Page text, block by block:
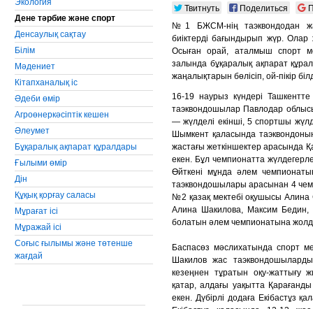
Экология
Дене тәрбие және спорт
Денсаулық сақтау
Бiлiм
Мәдениет
Кiтапханалық iс
Әдеби өмiр
Агроөнеркәсiптiк кешен
Әлеумет
Бұқаралық ақпарат құралдары
Ғылыми өмір
Дін
Құқық қорғау саласы
Мұрағат ісі
Мұражай ісі
Соғыс ғылымы және төтенше
жағдай
Твитнуть Поделиться
№1 БЖСМ-нің таэквондодан
биіктерді бағындырып жүр.
Осыған орай, аталмыш спорт
залында бұқаралық ақпарат
жаңалықтарын бөлісіп, ой-пікір
16-19 наурыз күндері
таэквондошылар Павлодар
— жүлделі екінші, 5 спортшы
Шымкент қаласында
жастағы жеткіншектер арасында
екен. Бұл чемпионатта
Өйткені мұнда әлем
таэквондошылары арасынан 4
№2 қазақ мектебі оқушысы
Алина Шакилова, Максим Бедин,
болатын әлем чемпионатына
Баспасөз мәслихатында спорт
Шакилов жас
кезеңнен тұратын оқу-
қатар, алдағы уақытта
екен. Дүбірлі додаға Екібастұз